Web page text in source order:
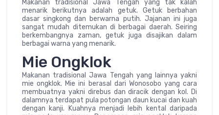
Makanan tradisional Jawa Tengah yang tak kalah
menarik berikutnya adalah getuk. Getuk berbahan
dasar singkong dan berwarna putih. Jajanan ini juga
sangat mudah ditemukan di berbagai daerah. Seiring
berkembangnya zaman, getuk juga disajikan dalam
berbagai warna yang menarik.
Mie Ongklok
Makanan tradisional Jawa Tengah yang lainnya yakni
mie ongklok. Mie ini berasal dari Wonosobo yang cara
membuatnya yakni direbus dan diracik dengan kol. Di
dalamnya terdapat pula potongan daun kucai dan kuah
dengan kanji. Kuahnya menjadi lebih kental daripada